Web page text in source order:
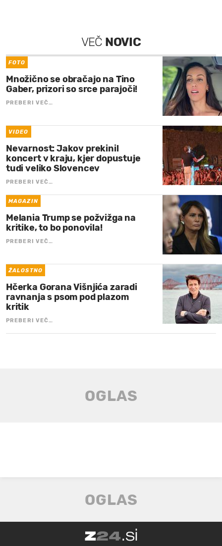
VEČ NOVIC
FOTO
Množično se obračajo na Tino
Gaber, prizori so srce parajoči!
PREBERI VEČ…
VIDEO
Nevarnost: Jakov prekinil
koncert v kraju, kjer dopustuje
tudi veliko Slovencev
PREBERI VEČ…
MAGAZIN
Melania Trump se požvižga na
kritike, to bo ponovila!
PREBERI VEČ…
ŽALOSTNO
Hčerka Gorana Višnjića zaradi
ravnanja s psom pod plazom
kritik
PREBERI VEČ…